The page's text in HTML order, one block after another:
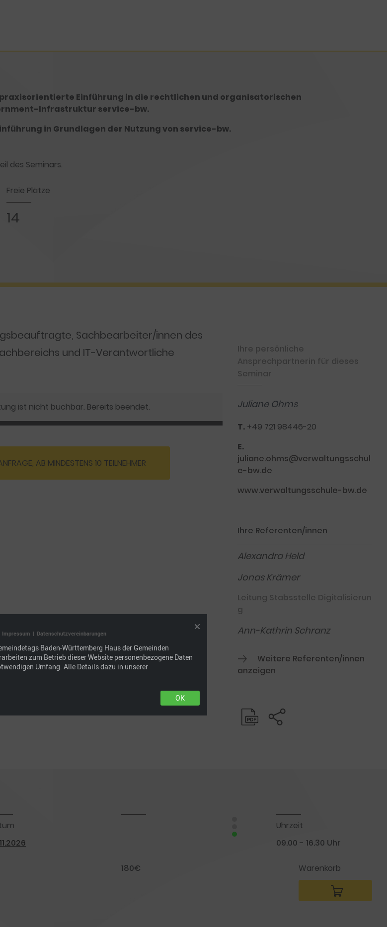
Einführung in die rechtlichen und organisatorischen
Infrastruktur service-bw.
in Grundlagen der Nutzung von service-bw.
des Seminars.
Freie Plätze
14
Sachbearbeiter/innen des
und IT-Verantwortliche
ist nicht buchbar. Bereits beendet.
AB MINDESTENS 10 TEILNEHMER
Ihre persönliche
Ansprechpartnerin für dieses
Seminar
Juliane Ohms
T.+49 721 98446-20
E.
juliane.ohms@verwaltungsschul
e-bw.de
www.verwaltungsschule-bw.de
Ihre Referenten/innen
Alexandra Held
Jonas Krämer
Leitung Stabsstelle Digitalisierun
g
Ann-Kathrin Schranz
Weitere Referenten/innen
anzeigen
Uhrzeit
09.00 - 16.30 Uhr
180€ Warenkorb
Impressum | Datenschutzvereinbarungen
Baden-Württemberg Haus der Gemeinden
zum Betrieb dieser Website personenbezogene Daten
Umfang. Alle Details dazu in unserer
OK